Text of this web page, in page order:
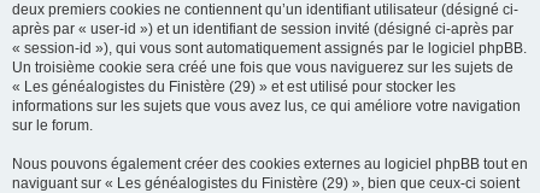
deux premiers cookies ne contiennent qu’un identifiant utilisateur (désigné ci-
après par « user-id ») et un identifiant de session invité (désigné ci-après par
« session-id »), qui vous sont automatiquement assignés par le logiciel phpBB.
Un troisième cookie sera créé une fois que vous naviguerez sur les sujets de
« Les généalogistes du Finistère (29) » et est utilisé pour stocker les
informations sur les sujets que vous avez lus, ce qui améliore votre navigation
sur le forum.
Nous pouvons également créer des cookies externes au logiciel phpBB tout en
naviguant sur « Les généalogistes du Finistère (29) », bien que ceux-ci soient